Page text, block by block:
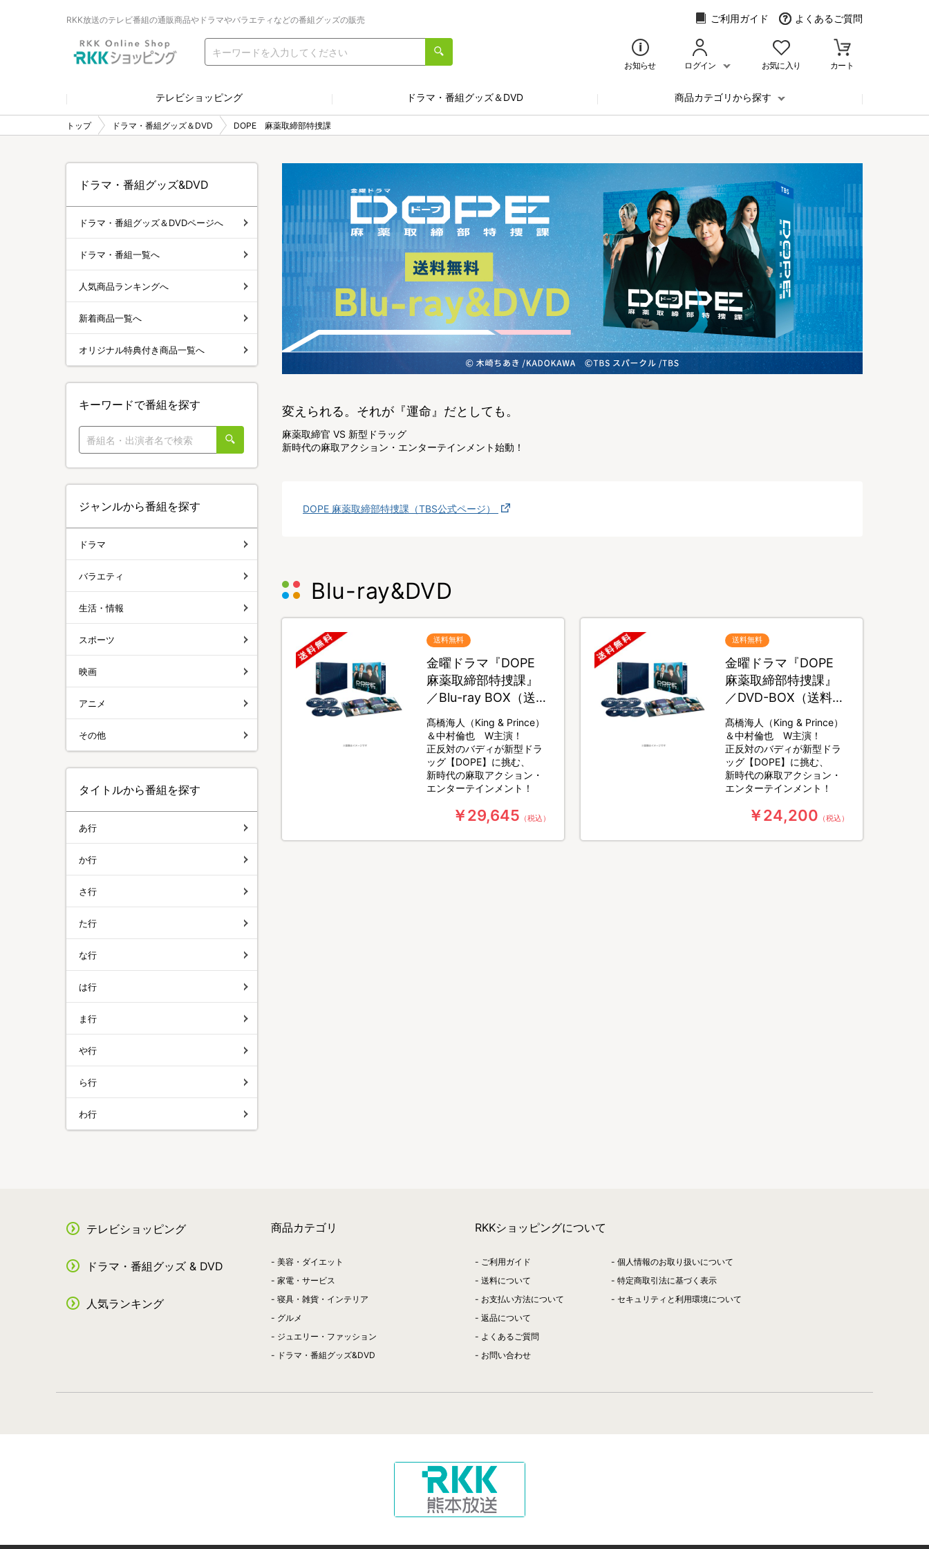
RKK放送のテレビ番組の通販商品やドラマやバラエティなどの番組グッズの販売 ご利用ガイド よくあるご質問
お知らせ ログイン お気に入り カート
テレビショッピング ドラマ・番組グッズ＆DVD 商品カテゴリから探す
トップ ドラマ・番組グッズ＆DVD DOPE 麻薬取締部特捜課
変えられる。それが『運命』だとしても。
麻薬取締官 VS 新型ドラッグ
新時代の麻取アクション・エンターテインメント始動！
DOPE 麻薬取締部特捜課（TBS公式ページ）
Blu-ray&DVD
送料無料
金曜ドラマ『DOPE
麻薬取締部特捜課』
／Blu-ray BOX（送料
無料・4枚組）
髙橋海人（King & Prince）
＆中村倫也 W主演！
正反対のバディが新型ドラ
ッグ【DOPE】に挑む、
新時代の麻取アクション・
エンターテインメント！
￥29,645 （税込）
送料無料
金曜ドラマ『DOPE
麻薬取締部特捜課』
／DVD-BOX（送料無
料・6枚組）
髙橋海人（King & Prince）
＆中村倫也 W主演！
正反対のバディが新型ドラ
ッグ【DOPE】に挑む、
新時代の麻取アクション・
エンターテインメント！
￥24,200 （税込）
ドラマ・番組グッズ&DVD
ドラマ・番組グッズ＆DVDページへ
ドラマ・番組一覧へ
人気商品ランキングへ
新着商品一覧へ
オリジナル特典付き商品一覧へ
キーワードで番組を探す
ジャンルから番組を探す
ドラマ
バラエティ
生活・情報
スポーツ
映画
アニメ
その他
タイトルから番組を探す
あ行
か行
さ行
た行
な行
は行
ま行
や行
ら行
わ行
テレビショッピング
ドラマ・番組グッズ & DVD
人気ランキング
商品カテゴリ
美容・ダイエット
家電・サービス
寝具・雑貨・インテリア
グルメ
ジュエリー・ファッション
ドラマ・番組グッズ&DVD
RKKショッピングについて
ご利用ガイド
送料について
お支払い方法について
返品について
よくあるご質問
お問い合わせ
個人情報のお取り扱いについて
特定商取引法に基づく表示
セキュリティと利用環境について